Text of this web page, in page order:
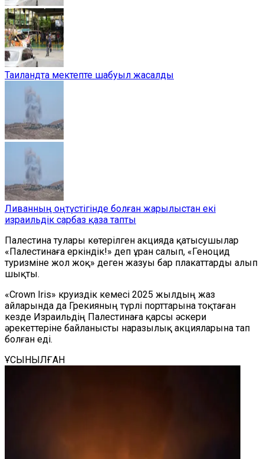
Таиландта мектепте шабуыл жасалды
Ливанның оңтүстігінде болған жарылыстан екі
израильдік сарбаз қаза тапты
Палестина тулары көтерілген акцияда қатысушылар
«Палестинаға еркіндік!» деп ұран салып, «Геноцид
туризміне жол жоқ» деген жазуы бар плакаттарды алып
шықты.
«Crown Iris» круиздік кемесі 2025 жылдың жаз
айларында да Грекияның түрлі порттарына тоқтаған
кезде Израильдің Палестинаға қарсы әскери
әрекеттеріне байланысты наразылық акцияларына тап
болған еді.
ҰСЫНЫЛҒАН